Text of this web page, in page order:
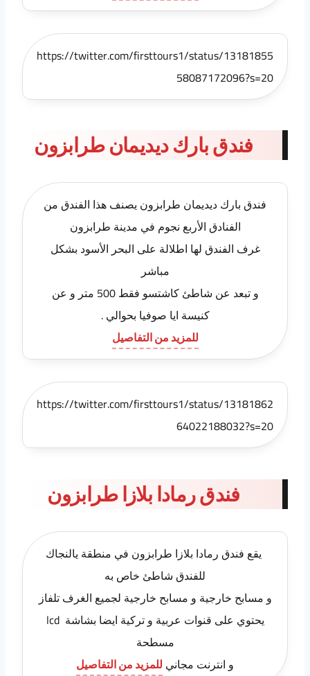
https://twitter.com/firsttours1/status/13181855
58087172096?s=20
فندق بارك ديديمان طرابزون
فندق بارك ديديمان طرابزون يصنف هذا الفندق من
الفنادق الأربع نجوم في مدينة طرابزون
غرف الفندق لها اطلالة على البحر الأسود بشكل
مباشر
و تبعد عن شاطئ كاشتسو فقط 500 متر و عن
كنيسة ايا صوفيا بحوالي .
للمزيد من التفاصيل
https://twitter.com/firsttours1/status/13181862
64022188032?s=20
فندق رمادا بلازا طرابزون
يقع فندق رمادا بلازا طرابزون في منطقة يالنجاك
للفندق شاطئ خاص به
و مسابح خارجية و مسابح خارجية لجميع الغرف تلفاز
يحتوي على قنوات عربية و تركية ايضا بشاشة lcd
مسطحة
و انترنت مجاني للمزيد من التفاصيل